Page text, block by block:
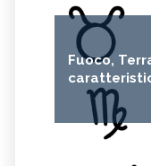
Fuoco,